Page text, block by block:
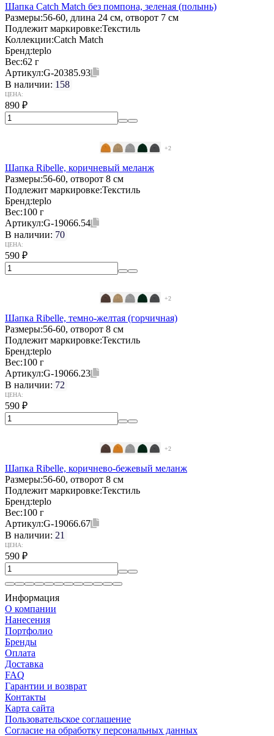
Шапка Catch Match без помпона, зеленая (полынь)
Размеры:56-60, длина 24 см, отворот 7 см
Подлежит маркировке:Текстиль
Коллекции:Catch Match
Бренд:teplo
Вес:62 г
Артикул:G-20385.93
В наличии: 158
ЦЕНА:
890 ₽
+2
Шапка Ribelle, коричневый меланж
Размеры:56-60, отворот 8 см
Подлежит маркировке:Текстиль
Бренд:teplo
Вес:100 г
Артикул:G-19066.54
В наличии: 70
ЦЕНА:
590 ₽
+2
Шапка Ribelle, темно-желтая (горчичная)
Размеры:56-60, отворот 8 см
Подлежит маркировке:Текстиль
Бренд:teplo
Вес:100 г
Артикул:G-19066.23
В наличии: 72
ЦЕНА:
590 ₽
+2
Шапка Ribelle, коричнево-бежевый меланж
Размеры:56-60, отворот 8 см
Подлежит маркировке:Текстиль
Бренд:teplo
Вес:100 г
Артикул:G-19066.67
В наличии: 21
ЦЕНА:
590 ₽
Информация
О компании
Нанесения
Портфолио
Бренды
Оплата
Доставка
FAQ
Гарантии и возврат
Контакты
Карта сайта
Пользовательское соглашение
Согласие на обработку персональных данных